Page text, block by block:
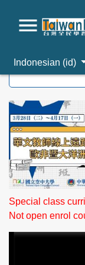
Indonesian ‎(id)‎
Special class
Not open enrol